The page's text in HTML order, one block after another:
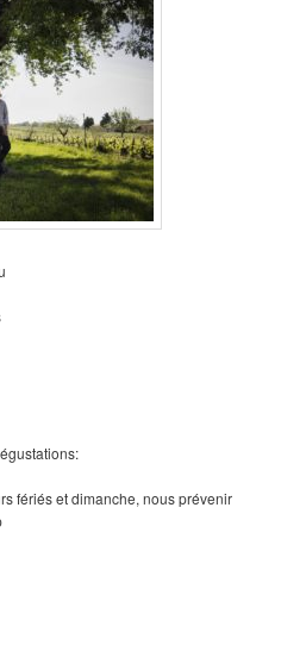
fériés et dimanche, nous prévenir